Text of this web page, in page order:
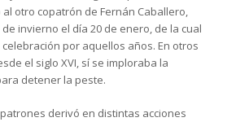
al otro copatrón de Fernán Caballero,
invierno el día 20 de enero, de la cual
por aquellos años. En otros
el siglo XVI, sí se imploraba la
detener la peste.
derivó en distintas acciones